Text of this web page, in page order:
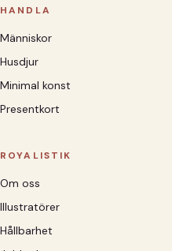
HANDLA
Människor
Husdjur
Minimal konst
Presentkort
ROYALISTIK
Om oss
Illustratörer
Hållbarhet